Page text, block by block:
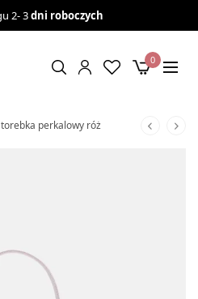
2- 3dni roboczych
0
perkalowy róż